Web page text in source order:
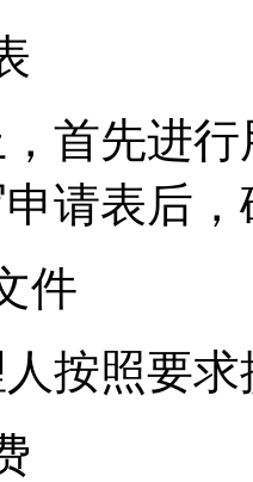
首先进
请表后
件
按照要